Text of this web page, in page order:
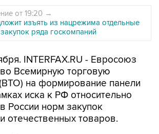
от 19:20 →
изъять из нацрежима отдельные
ряда госкомпаний
INTERFAX.RU - Евросоюз
Всемирную торговую
на формирование панели
иска к РФ относительно
России норм закупок
отечественных товаров.